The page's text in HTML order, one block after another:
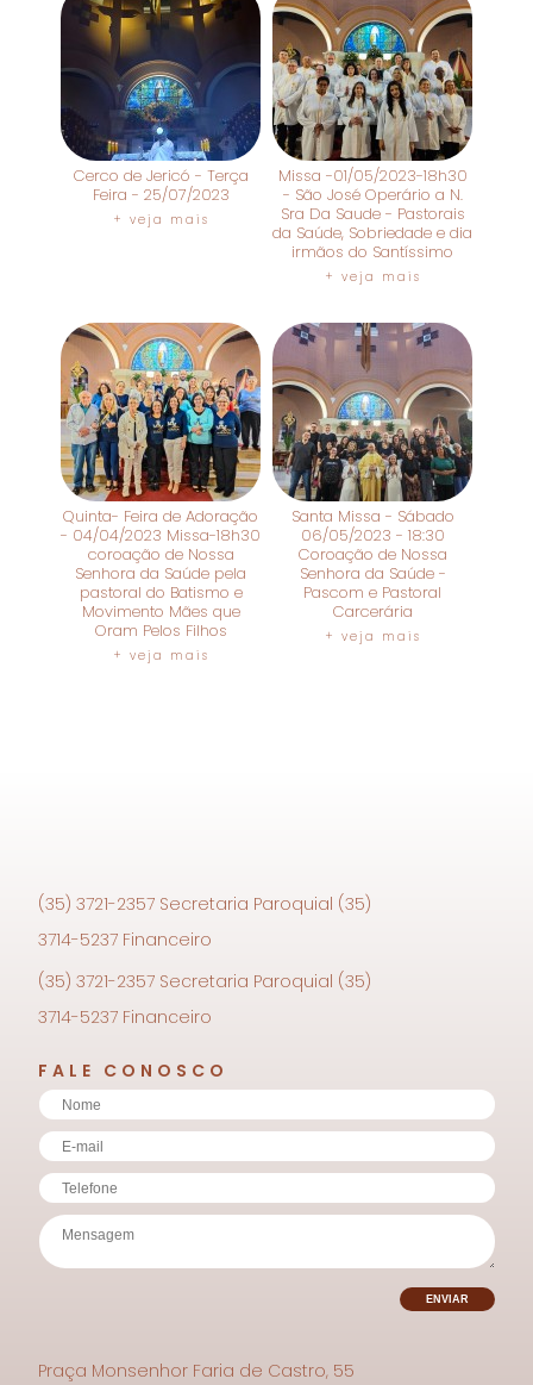
Cerco de Jericó - Terça
Feira - 25/07/2023
+ veja mais
Missa -01/05/2023-18h30
- São José Operário a N.
Sra Da Saude - Pastorais
da Saúde, Sobriedade e dia
irmãos do Santíssimo
+ veja mais
Quinta- Feira de Adoração
- 04/04/2023 Missa-18h30
coroação de Nossa
Senhora da Saúde pela
pastoral do Batismo e
Movimento Mães que
Oram Pelos Filhos
+ veja mais
Santa Missa - Sábado
06/05/2023 - 18:30
Coroação de Nossa
Senhora da Saúde -
Pascom e Pastoral
Carcerária
+ veja mais
(35) 3721-2357 Secretaria Paroquial (35)
3714-5237 Financeiro
(35) 3721-2357 Secretaria Paroquial (35)
3714-5237 Financeiro
FALE CONOSCO
Praça Monsenhor Faria de Castro, 55